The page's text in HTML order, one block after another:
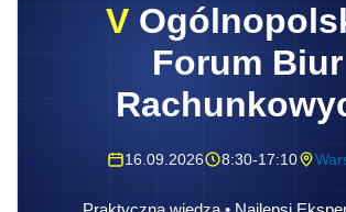
V
Forum Biur
16.09.2026 8:30-17:10